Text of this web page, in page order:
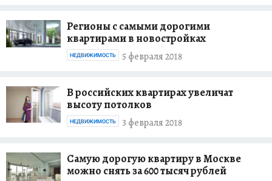
Регионы с самыми дорогими
квартирами в новостройках
5 февраля 2018
НЕДВИЖИМОСТЬ
В российских квартирах увеличат
высоту потолков
3 февраля 2018
НЕДВИЖИМОСТЬ
Самую дорогую квартиру в Москве
можно снять за 600 тысяч рублей